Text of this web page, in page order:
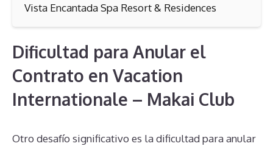
Vista Encantada Spa Resort & Residences
Dificultad para Anular el
Contrato en Vacation
Internationale – Makai Club
Otro desafío significativo es la dificultad para anular